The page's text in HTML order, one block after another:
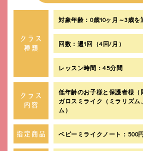
対象年齢：0歳10ヶ月～3歳
回数：週1回（4回/月）
レッスン時間：45分間
低年齢のお子様と保護者様（
ガロスミライク（ミラリズム
ム）
ベビーミライクノート：500